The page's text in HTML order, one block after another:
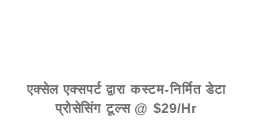
एक्सेल एक्सपर्ट द्वारा कस्टम-निर्मित डेटा
प्रोसेसिंग टूल्स @ $29/Hr